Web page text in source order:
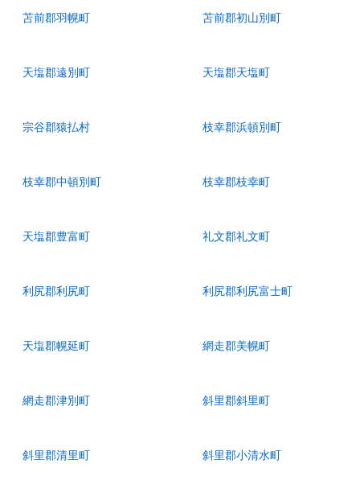
苫前郡羽幌町 苫前郡初山別町
天塩郡遠別町 天塩郡天塩町
宗谷郡猿払村 枝幸郡浜頓別町
枝幸郡中頓別町 枝幸郡枝幸町
天塩郡豊富町 礼文郡礼文町
利尻郡利尻町 利尻郡利尻富士町
天塩郡幌延町 網走郡美幌町
網走郡津別町 斜里郡斜里町
斜里郡清里町 斜里郡小清水町